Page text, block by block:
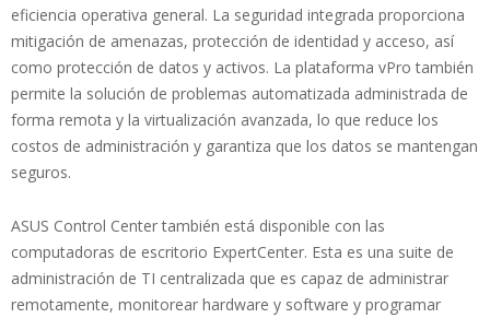
eficiencia operativa general. La seguridad integrada proporciona
mitigación de amenazas, protección de identidad y acceso, así
como protección de datos y activos. La plataforma vPro también
permite la solución de problemas automatizada administrada de
forma remota y la virtualización avanzada, lo que reduce los
costos de administración y garantiza que los datos se mantengan
seguros.
ASUS Control Center también está disponible con las
computadoras de escritorio ExpertCenter. Esta es una suite de
administración de TI centralizada que es capaz de administrar
remotamente, monitorear hardware y software y programar